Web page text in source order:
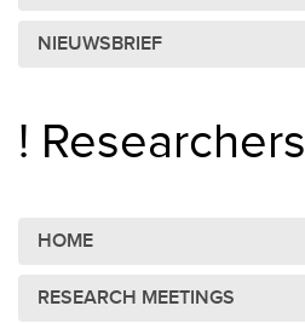
NIEUWSBRIEF
! Researchers
HOME
RESEARCH MEETINGS